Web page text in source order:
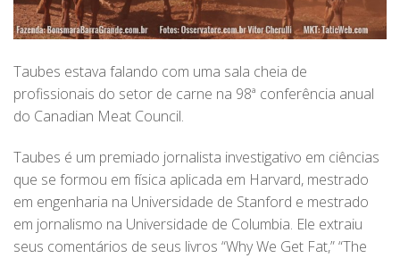
Taubes estava falando com uma sala cheia de
profissionais do setor de carne na 98ª conferência anual
do Canadian Meat Council.
Taubes é um premiado jornalista investigativo em ciências
que se formou em física aplicada em Harvard, mestrado
em engenharia na Universidade de Stanford e mestrado
em jornalismo na Universidade de Columbia. Ele extraiu
seus comentários de seus livros “Why We Get Fat,” “The